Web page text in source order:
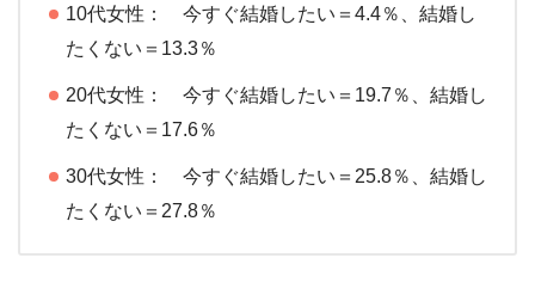
10代女性： 今すぐ結婚したい＝4.4％、結婚し
たくない＝13.3％
20代女性： 今すぐ結婚したい＝19.7％、結婚し
たくない＝17.6％
30代女性： 今すぐ結婚したい＝25.8％、結婚し
たくない＝27.8％